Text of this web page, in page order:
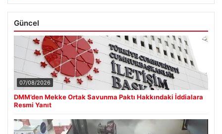
Güncel
07/08/2026
DMM’den Mekke Ortak Savunma Paktı Hakkındaki İddialara
Resmi Yanıt